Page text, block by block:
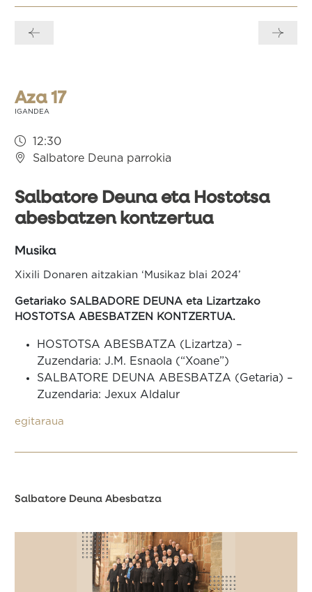
zehar
Aza 17
IGANDEA
12:30
Salbatore Deuna parrokia
Salbatore Deuna eta Hostotsa
abesbatzen kontzertua
Musika
Xixili Donaren aitzakian ‘Musikaz blai 2024’
Getariako SALBADORE DEUNA eta Lizartzako
HOSTOTSA ABESBATZEN KONTZERTUA.
HOSTOTSA ABESBATZA (Lizartza) –
Zuzendaria: J.M. Esnaola (“Xoane”)
SALBATORE DEUNA ABESBATZA (Getaria) –
Zuzendaria: Jexux Aldalur
egitaraua
Salbatore Deuna Abesbatza